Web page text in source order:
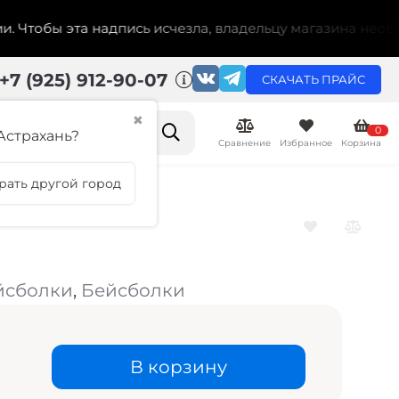
эта надпись исчезла, владельцу магазина
✖
другой город
+7 (925) 912-90-07 СКАЧАТЬ ПРАЙС
Сравнение Избранное
0
Корзина
, Бейсболки
В корзину